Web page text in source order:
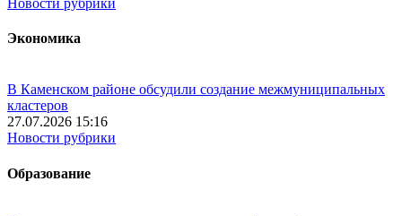
Новости рубрики
Экономика
В Каменском районе обсудили создание межмуниципальных
кластеров
27.07.2026 15:16
Новости рубрики
Образование